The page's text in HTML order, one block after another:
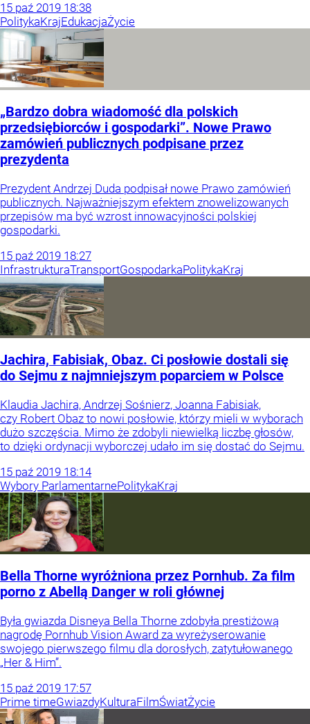
15 paź 2019 18:38
PolitykaKrajEdukacjaŻycie
„Bardzo dobra wiadomość dla polskich
przedsiębiorców i gospodarki”. Nowe Prawo
zamówień publicznych podpisane przez
prezydenta
Prezydent Andrzej Duda podpisał nowe Prawo zamówień
publicznych. Najważniejszym efektem znowelizowanych
przepisów ma być wzrost innowacyjności polskiej
gospodarki.
15 paź 2019 18:27
InfrastrukturaTransportGospodarkaPolitykaKraj
Jachira, Fabisiak, Obaz. Ci posłowie dostali się
do Sejmu z najmniejszym poparciem w Polsce
Klaudia Jachira, Andrzej Sośnierz, Joanna Fabisiak,
czy Robert Obaz to nowi posłowie, którzy mieli w wyborach
dużo szczęścia. Mimo że zdobyli niewielką liczbę głosów,
to dzięki ordynacji wyborczej udało im się dostać do Sejmu.
15 paź 2019 18:14
Wybory ParlamentarnePolitykaKraj
Bella Thorne wyróżniona przez Pornhub. Za film
porno z Abellą Danger w roli głównej
Była gwiazda Disneya Bella Thorne zdobyła prestiżową
nagrodę Pornhub Vision Award za wyreżyserowanie
swojego pierwszego filmu dla dorosłych, zatytułowanego
„Her & Him”.
15 paź 2019 17:57
Prime timeGwiazdyKulturaFilmŚwiatŻycie